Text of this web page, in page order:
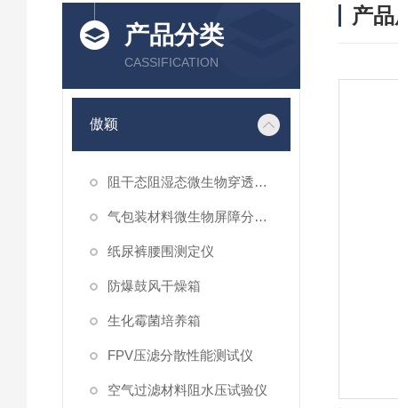
产品分类
CASSIFICATION
傲颖
阻干态阻湿态微生物穿透性能测试仪
气包装材料微生物屏障分等试验仪
纸尿裤腰围测定仪
防爆鼓风干燥箱
生化霉菌培养箱
FPV压滤分散性能测试仪
空气过滤材料阻水压试验仪
产